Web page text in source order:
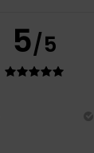
5/5